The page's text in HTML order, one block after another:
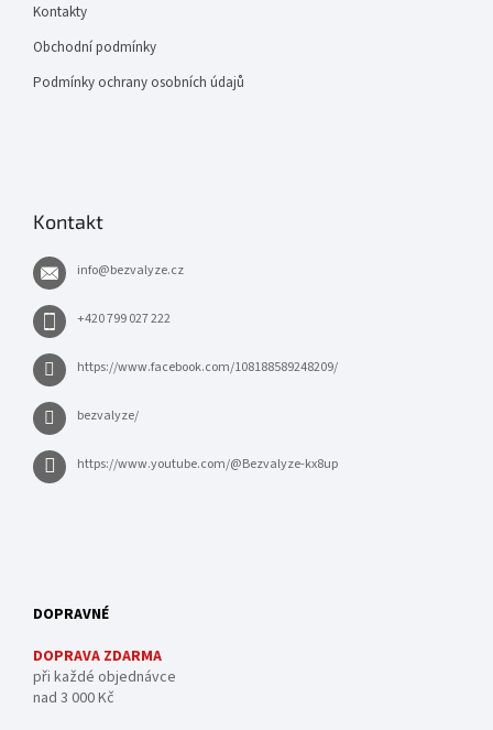
Kontakty
Obchodní podmínky
Podmínky ochrany osobních údajů
Kontakt
info@bezvalyze.cz
+420 799 027 222
https://www.facebook.com/108188589248209/
bezvalyze/
https://www.youtube.com/@Bezvalyze-kx8up
DOPRAVNÉ
DOPRAVA ZDARMA
při každé objednávce
nad 3 000 Kč